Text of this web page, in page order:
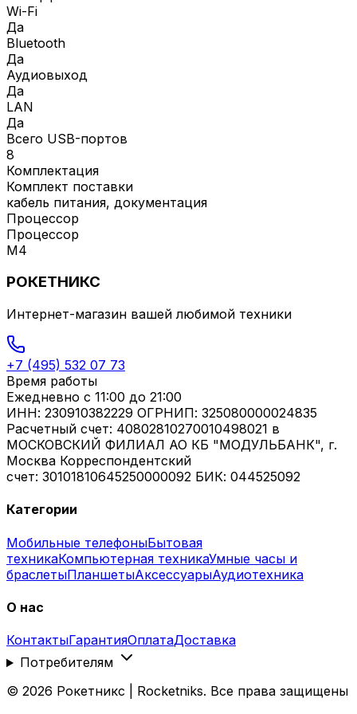
Wi-Fi
Да
Bluetooth
Да
Аудиовыход
Да
LAN
Да
Всего USB-портов
8
Комплектация
Комплект поставки
кабель питания, документация
Процессор
Процессор
M4
РОКЕТНИКС
Интернет-магазин вашей любимой техники
+7 (495) 532 07 73
Время работы
Ежедневно с 11:00 до 21:00
ИНН: 230910382229 ОГРНИП: 325080000024835
Расчетный счет: 40802810270010498021 в
МОСКОВСКИЙ ФИЛИАЛ АО КБ "МОДУЛЬБАНК", г.
Москва Корреспондентский
счет: 30101810645250000092 БИК: 044525092
Категории
Мобильные телефоныБытовая
техникаКомпьютерная техникаУмные часы и
браслетыПланшетыАксессуарыАудиотехника
О нас
КонтактыГарантияОплатаДоставка
Потребителям
© 2026 Рокетникс | Rocketniks. Все права защищены